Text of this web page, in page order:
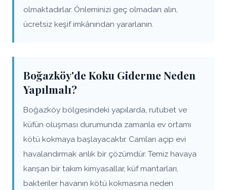
olmaktadırlar. Önleminizi geç olmadan alın,
ücretsiz keşif imkânından yararlanın.
Boğazköy'de Koku Giderme Neden
Yapılmalı?
Boğazköy bölgesindeki yapılarda, rutubet ve
küfün oluşması durumunda zamanla ev ortamı
kötü kokmaya başlayacaktır. Camları açıp evi
havalandırmak anlık bir çözümdür. Temiz havaya
karışan bir takım kimyasallar, küf mantarları,
bakteriler havanın kötü kokmasına neden